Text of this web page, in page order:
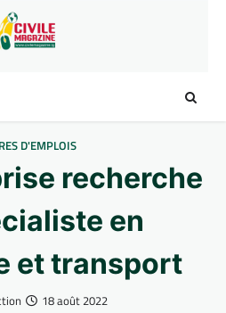
D'EMPLOIS
recherche
en
et transport
18 août 2022